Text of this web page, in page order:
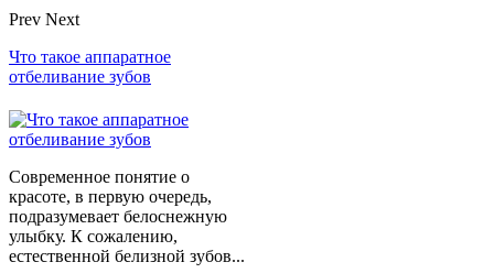
Prev Next
Что такое аппаратное
отбеливание зубов
Современное понятие о
красоте, в первую очередь,
подразумевает белоснежную
улыбку. К сожалению,
естественной белизной зубов...